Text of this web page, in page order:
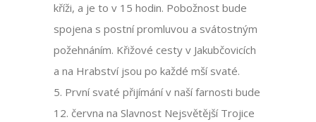
kříži, a je to v 15 hodin. Pobožnost bude
spojena s postní promluvou a svátostným
požehnáním. Křižové cesty v Jakubčovicích
a na Hrabství jsou po každé mší svaté.
5. První svaté přijímání v naší farnosti bude
12. června na Slavnost Nejsvětější Trojice